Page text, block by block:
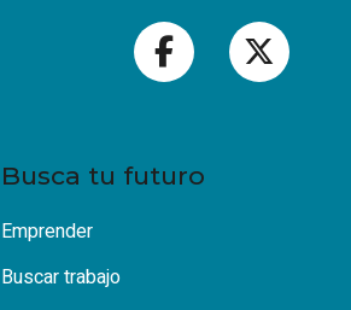
Busca tu futuro
Emprender
Buscar trabajo